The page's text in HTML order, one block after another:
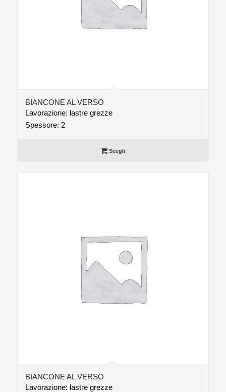
BIANCONE AL VERSO
Lavorazione: lastre grezze
Spessore: 2
Scegli
BIANCONE AL VERSO
Lavorazione: lastre grezze